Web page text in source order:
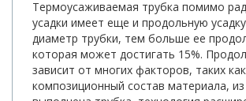
Термоусаживаемая трубка помимо
усадки имеет еще и продольную
диаметр трубки, тем больше ее
которая может достигать 15%.
зависит от многих факторов, таких как
композиционный состав материала,